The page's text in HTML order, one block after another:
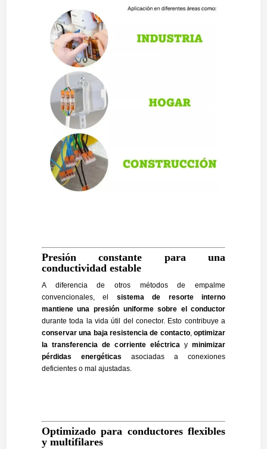
Presión constante para una
conductividad estable
A diferencia de otros métodos de empalme
convencionales, el sistema de resorte interno
mantiene una presión uniforme sobre el conductor
durante toda la vida útil del conector. Esto contribuye a
conservar una baja resistencia de contacto,optimizar
la transferencia de corriente eléctricayminimizar
pérdidas energéticas asociadas a conexiones
deficientes o mal ajustadas.
Optimizado para conductores flexibles
y multifilares